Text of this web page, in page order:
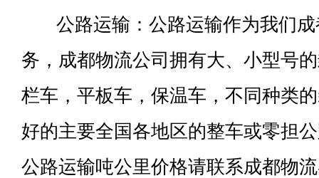
公路运输：公路运输作为我们成
务，成都物流公司拥有大、小型号
栏车，平板车，保温车，不同种类
好的主要全国各地区的整车或零担
公路运输吨公里价格请联系成都物